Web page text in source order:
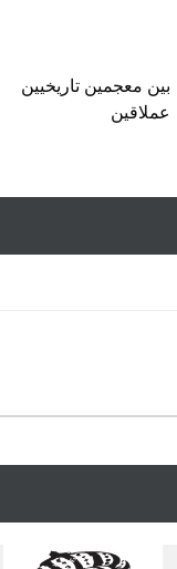
بين معجمين تاريخيين
عملاقين